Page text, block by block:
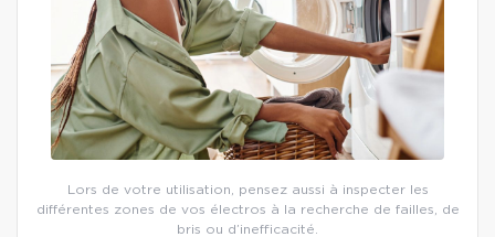
Lors de votre utilisation, pensez aussi à inspecter les
différentes zones de vos électros à la recherche de failles, de
bris ou d’inefficacité.